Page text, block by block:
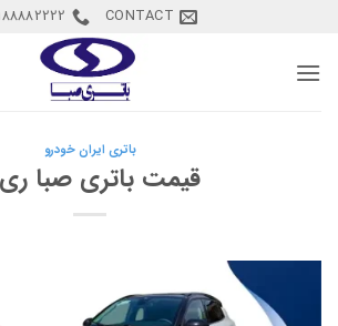
content
CONTACT
باتری ایران خودرو
قیمت باتری صبا ری